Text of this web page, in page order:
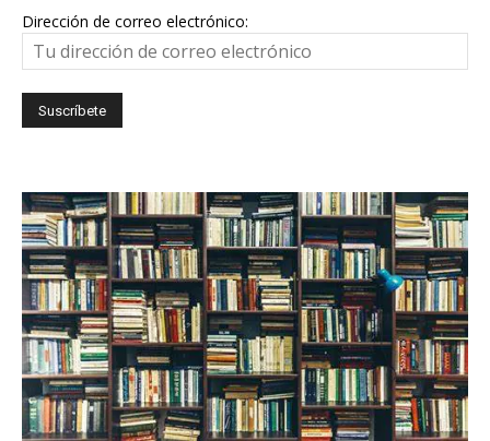
Dirección de correo electrónico: